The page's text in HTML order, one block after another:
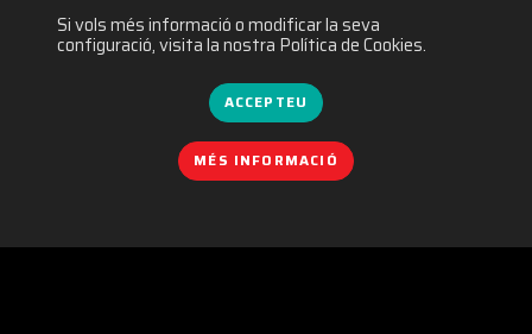
Si vols més informació o modificar la seva
configuració, visita la nostra Política de Cookies.
ACCEPTEU
MÉS INFORMACIÓ